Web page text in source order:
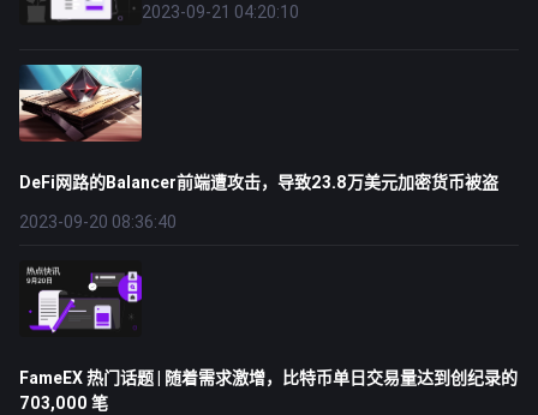
2023-09-21 04:20:10
DeFi网路的Balancer前端遭攻击，导致23.8万美元加密货币被盗
2023-09-20 08:36:40
FameEX 热门话题 | 随着需求激增，比特币单日交易量达到创纪录的
703,000 笔